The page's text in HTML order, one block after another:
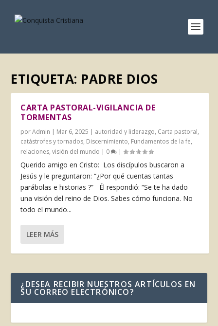
ETIQUETA: PADRE DIOS
CARTA PASTORAL-VIGILANCIA DE
TORMENTAS
porAdmin | Mar 6, 2025 | autoridad y liderazgo, Carta pastoral,
catástrofes y tornados, Discernimiento, Fundamentos de la fe,
relaciones,visión del mundo | 0 |
Querido amigo en Cristo: Los discípulos buscaron a
Jesús y le preguntaron: “¿Por qué cuentas tantas
parábolas e historias ?” Él respondió: “Se te ha dado
una visión del reino de Dios. Sabes cómo funciona. No
todo el mundo...
LEER MÁS
¿DESEA RECIBIR NUESTROS ARTÍCULOS EN
SU CORREO ELECTRÓNICO?